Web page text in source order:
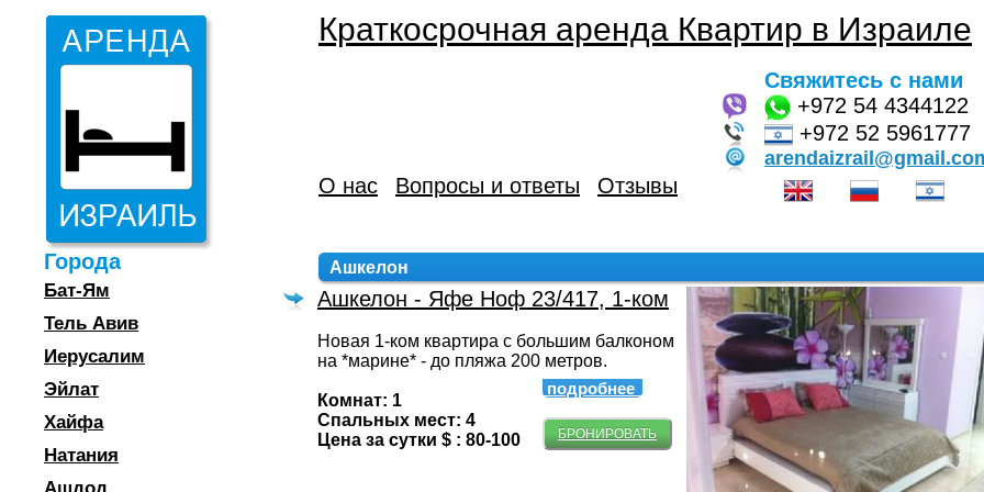
Краткосрочная аренда Квартир в Израиле
Свяжитесь с нами
+972 54 4344122
+972 52 5961777
О нас Вопросы и ответы Отзывы
Города
Бат-Ям
Тель Авив
Иерусалим
Эйлат
Хайфа
Натания
Ашкелон
Ашкелон - Яфе Ноф 23/417, 1-ком
Новая 1-ком квартира с большим балконом
на *марине* - до пляжа 200 метров.
Комнат: 1
Спальных мест: 4
Цена за сутки $ : 80-100
подробнее
БРОНИРОВАТЬ